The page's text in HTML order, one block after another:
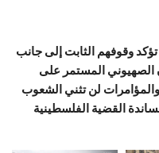
وقوفهم الثابت إلى جانب
المستمر على
لن تثني الشعوب
القضية الفلسطينية